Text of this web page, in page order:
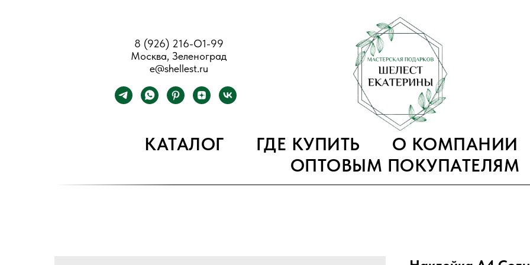
8 (926) 216-О1-99
Москва, Зеленоград
e@shellest.ru
КАТАЛОГ ГДЕ КУПИТЬ
О КОМПАНИИ
ОПТОВЫМ ПОКУПАТЕЛЯМ